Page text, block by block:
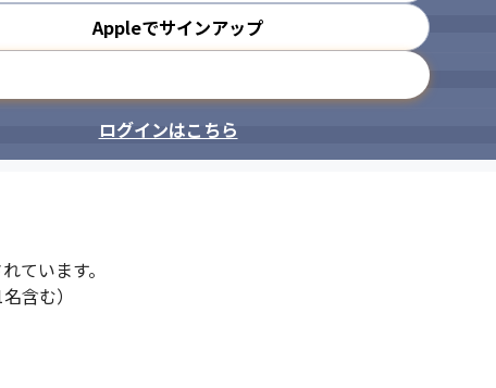
Appleでサインアップ
ログインはこちら
ています。
含む）